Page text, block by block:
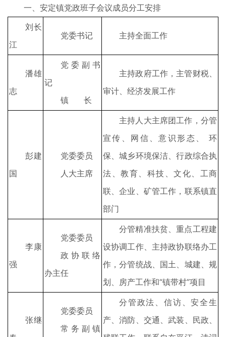
一、安定镇党政班子会议成员分工安排
刘长
江
党委书记 主持全面工作
潘雄
志
党委副书
记
镇 长
主持政府工作，主管财税、
审计、经济发展工作
彭建
国
党委委员
人大主席
主持人大主席团工作，分管
宣传、网信、意识形态、 环
保、城乡环境保洁、行政综合执
法、教育、科技、文化、工商
联、企业、矿管工作，联系镇直
部门
李康
强
党委委员
政协联络
办主任
分管精准扶贫、重点工程建
设协调工作、主持政协联络办工
作，分管统战、国土、城建、规
划、房产工作和“镇带村”项目
张继
党委委员
常务副镇
分管政法、信访、安全生
产、消防、交通、武装、民政、